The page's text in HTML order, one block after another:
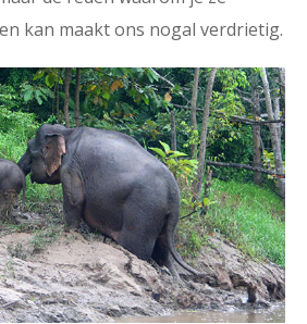
kan maakt ons nogal verdrietig.